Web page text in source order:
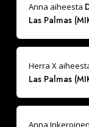
Anna aiheesta
Las Palmas
Herra X
Las Palmas